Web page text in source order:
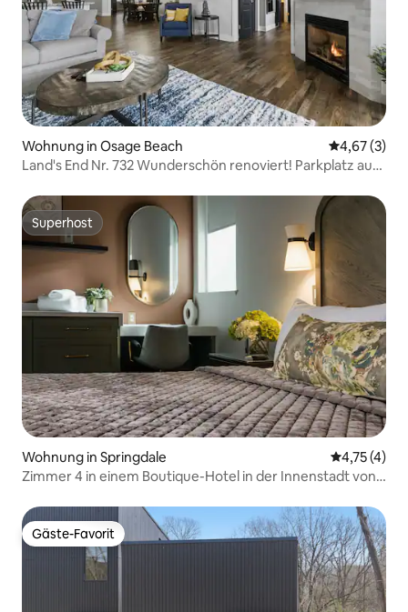
Wohnung in Osage Beach
4,67 (3)
Land's End Nr. 732 Wunderschön renoviert! Parkplatz auf
Superhost
Superhost
Wohnung in Springdale
4,75 (4)
Zimmer 4 in einem Boutique-Hotel in der Innenstadt von
Gäste-Favorit
Gäste-Favorit